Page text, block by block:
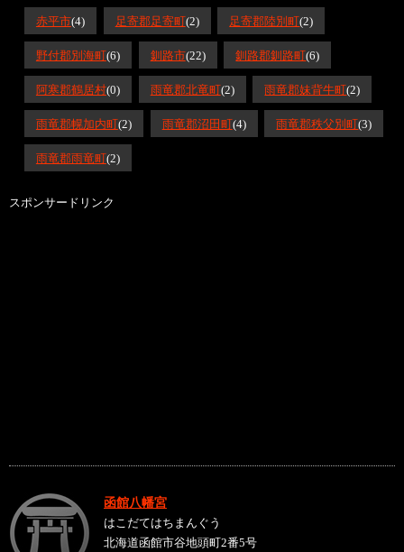
赤平市(4) 足寄郡足寄町(2) 足寄郡陸別町(2)
野付郡別海町(6) 釧路市(22) 釧路郡釧路町(6)
阿寒郡鶴居村(0) 雨竜郡北竜町(2) 雨竜郡妹背牛町(2)
雨竜郡幌加内町(2) 雨竜郡沼田町(4) 雨竜郡秩父別町(3)
雨竜郡雨竜町(2)
スポンサードリンク
函館八幡宮
はこだてはちまんぐう
北海道函館市谷地頭町2番5号